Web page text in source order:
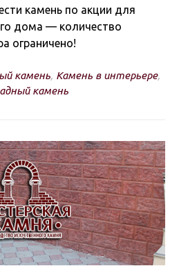
камень по акции для
дома — количество
ограничено!
камень, Камень в интерьере,
камень